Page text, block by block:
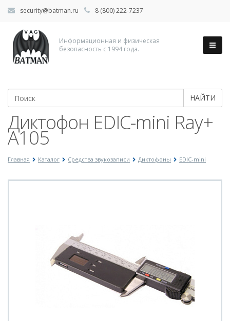
security@batman.ru 8 (800) 222-7237
Информационная и физическая
безопасность с 1994 года.
НАЙТИ
Диктофон EDIC-mini Ray+
A105
Главная Каталог Средства звукозаписи Диктофоны EDIC-mini